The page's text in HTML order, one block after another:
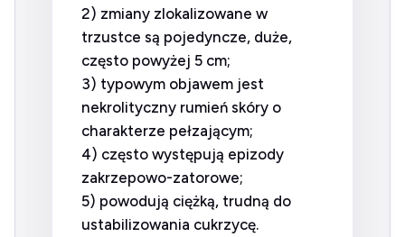
2) zmiany zlokalizowane w
trzustce są pojedyncze, duże,
często powyżej 5 cm;
3) typowym objawem jest
nekrolityczny rumień skóry o
charakterze pełzającym;
4) często występują epizody
zakrzepowo-zatorowe;
5) powodują ciężką, trudną do
ustabilizowania cukrzycę.